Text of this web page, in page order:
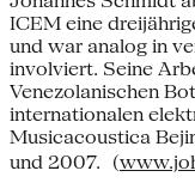
ICEM eine
und war analog in
involviert. Seine
Venezolanischen
internationalen
Musicacoustica
und 2007. (